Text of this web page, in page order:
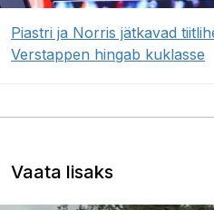
Piastri ja Norris jätkavad
Verstappen hingab kuklasse
Vaata lisaks